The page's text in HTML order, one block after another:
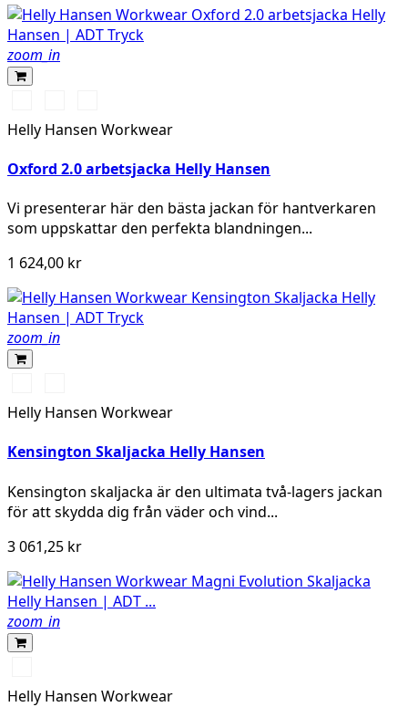
zoom_in
BLACKNAVY/STONE
NAVY/EBONY
Helly Hansen Workwear
Oxford 2.0 arbetsjacka Helly Hansen
Vi presenterar här den bästa jackan för hantverkaren
som uppskattar den perfekta blandningen...
1 624,00 kr
zoom_in
BLACKNAVY
Helly Hansen Workwear
Kensington Skaljacka Helly Hansen
Kensington skaljacka är den ultimata två-lagers jackan
för att skydda dig från väder och vind...
3 061,25 kr
zoom_in
BLACK
Helly Hansen Workwear